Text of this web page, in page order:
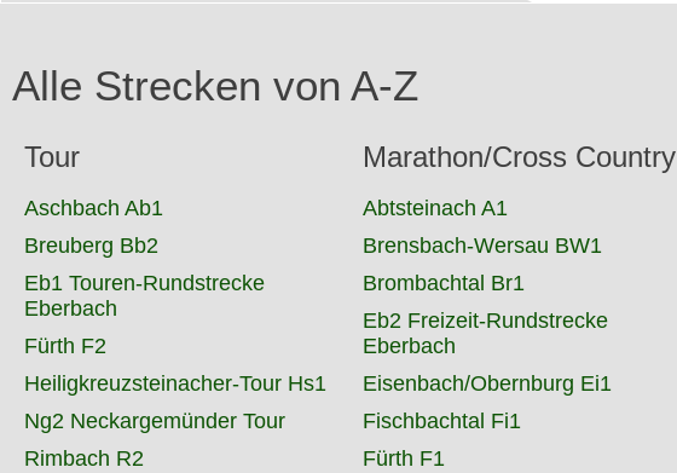
Alle Strecken von A-Z
Tour
Aschbach Ab1
Breuberg Bb2
Eb1 Touren-Rundstrecke
Eberbach
Fürth F2
Heiligkreuzsteinacher-Tour Hs1
Ng2 Neckargemünder Tour
Rimbach R2
Marathon/Cross Country
Abtsteinach A1
Brensbach-Wersau BW1
Brombachtal Br1
Eb2 Freizeit-Rundstrecke
Eberbach
Eisenbach/Obernburg Ei1
Fischbachtal Fi1
Fürth F1